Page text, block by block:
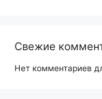
Свежие
Нет комментариев